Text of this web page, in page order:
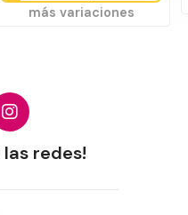
más variaciones
las redes!